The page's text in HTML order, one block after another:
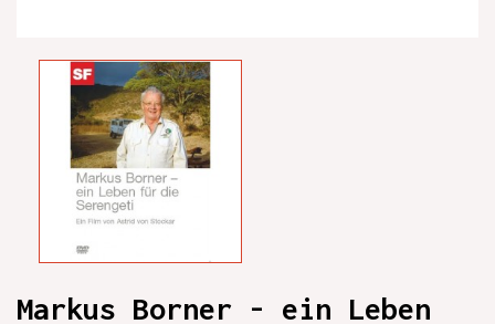
Markus Borner - ein Leben